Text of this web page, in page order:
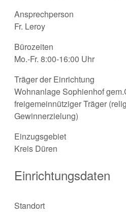
Ansprechperson
Fr. Leroy
Bürozeiten
Mo.-Fr. 8:00-16:00 Uhr
Träger der Einrichtung
Wohnanlage Sophienhof
freigemeinnütziger Träger
Gewinnerzielung)
Einzugsgebiet
Kreis Düren
Einrichtungsdaten
Standort